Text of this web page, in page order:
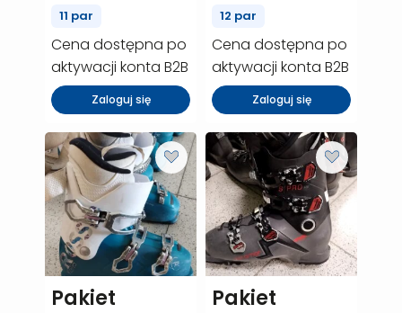
DS LTD – 11
szt. (P00718)
11 par
Cena dostępna po
aktywacji konta B2B
Zaloguj się
Pro – 12 szt.
(P00529)
12 par
Cena dostępna po
aktywacji konta B2B
Zaloguj się
Pakiet
Pakiet